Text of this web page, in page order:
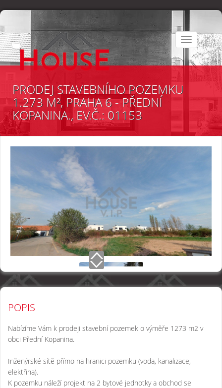
Toggle
navigation
PRODEJ STAVEBNÍHO POZEMKU
1.273 M², PRAHA 6 - PŘEDNÍ
KOPANINA., EV.Č.: 01153
POPIS
Nabízíme Vám k prodeji stavební pozemek o výměře 1273 m2 v
obci Přední Kopanina.
Inženýrské sítě přímo na hranici pozemku (voda, kanalizace,
elektřina).
K pozemku náleží projekt na 2 bytové jednotky a obchod se